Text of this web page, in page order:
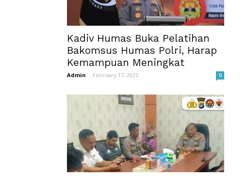
Kadiv Humas Buka Pelatihan
Bakomsus Humas Polri, Harap
Kemampuan Meningkat
Admin - February 17, 2025 0